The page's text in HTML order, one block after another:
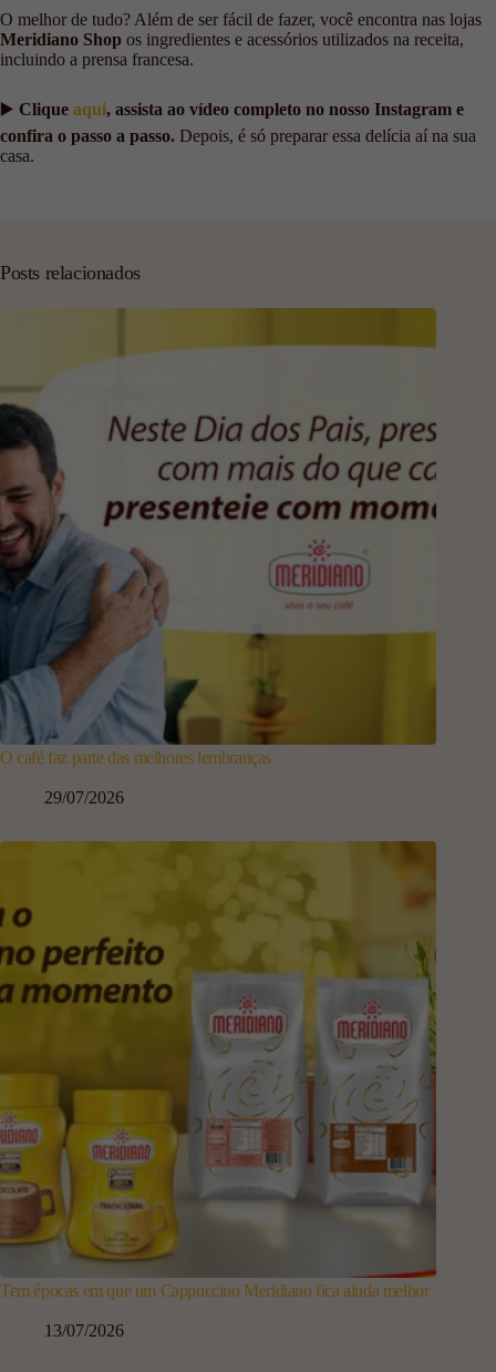
O melhor de tudo? Além de ser fácil de fazer, você encontra nas lojas
Meridiano Shop os ingredientes e acessórios utilizados na receita,
incluindo a prensa francesa.
▶️ Clique aqui, assista ao vídeo completo no nosso Instagram e
confira o passo a passo. Depois, é só preparar essa delícia aí na sua
casa.
Posts relacionados
O café faz parte das melhores lembranças
29/07/2026
Tem épocas em que um Cappuccino Meridiano fica ainda melhor
13/07/2026